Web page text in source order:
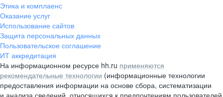
Этика и комплаенс
Оказание услуг
Использование сайтов
Защита персональных данных
Пользовательское соглашение
ИТ аккредитация
На информационном ресурсе hh.ru применяются
рекомендательные технологии (информационные технологии
предоставления информации на основе сбора, систематизации
и анализа сведений, относящихся к предпочтениям пользователей